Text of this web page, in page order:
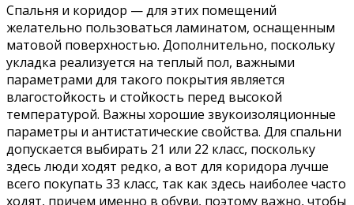
Спальня и коридор — для этих помещений
желательно пользоваться ламинатом, оснащенным
матовой поверхностью. Дополнительно, поскольку
укладка реализуется на теплый пол, важными
параметрами для такого покрытия является
влагостойкость и стойкость перед высокой
температурой. Важны хорошие звукоизоляционные
параметры и антистатические свойства. Для спальни
допускается выбирать 21 или 22 класс, поскольку
здесь люди ходят редко, а вот для коридора лучше
всего покупать 33 класс, так как здесь наиболее часто
ходят, причем именно в обуви, поэтому важно, чтобы